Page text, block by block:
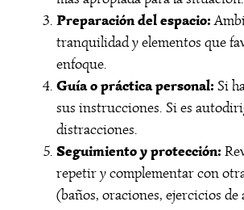
Preparación del espacio:
tranquilidad y elementos que
enfoque.
Guía o práctica personal: Si
sus instrucciones. Si es
distracciones.
Seguimiento y protección:
repetir y complementar con
(baños, oraciones, ejercicios